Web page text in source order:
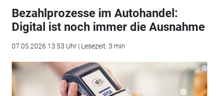
Bezahlprozesse im Autohandel:
Digital ist noch immer die Ausnahme
07.05.2026 13:53 Uhr | Lesezeit: 3 min